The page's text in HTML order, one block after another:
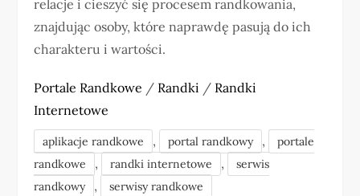
relacje i cieszyć się procesem randkowania,
znajdując osoby, które naprawdę pasują do ich
charakteru i wartości.
Portale Randkowe / Randki / Randki
Internetowe
aplikacje randkowe , portal randkowy ,
portale
randkowe
, randki internetowe ,
serwis
randkowy
, serwisy randkowe